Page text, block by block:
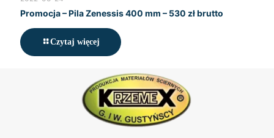
Promocja – Pila Zenessis 400 mm – 530 zł brutto
Czytaj więcej